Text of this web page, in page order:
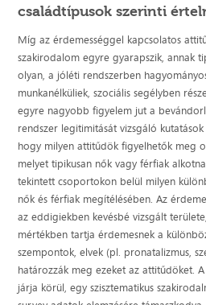
családtípusok szerinti
Míg az érdemességgel kapcsolatos
szakirodalom egyre gyarapszik, annak
olyan, a jóléti rendszerben
munkanélküliek, szociális segélyben
egyre nagyobb figyelem jut a
rendszer legitimitását vizsgáló
hogy milyen attitűdök figyelhetők meg
melyet tipikusan nők vagy férfiak
tekintett csoportokon belül milyen
nők és férfiak megítélésében. Az
az eddigiekben kevésbé vizsgált
mértékben tartja érdemesnek a
szempontok, elvek (pl. pronatalizmus,
határozzák meg ezeket az attitűdöket.
járja körül, egy szisztematikus